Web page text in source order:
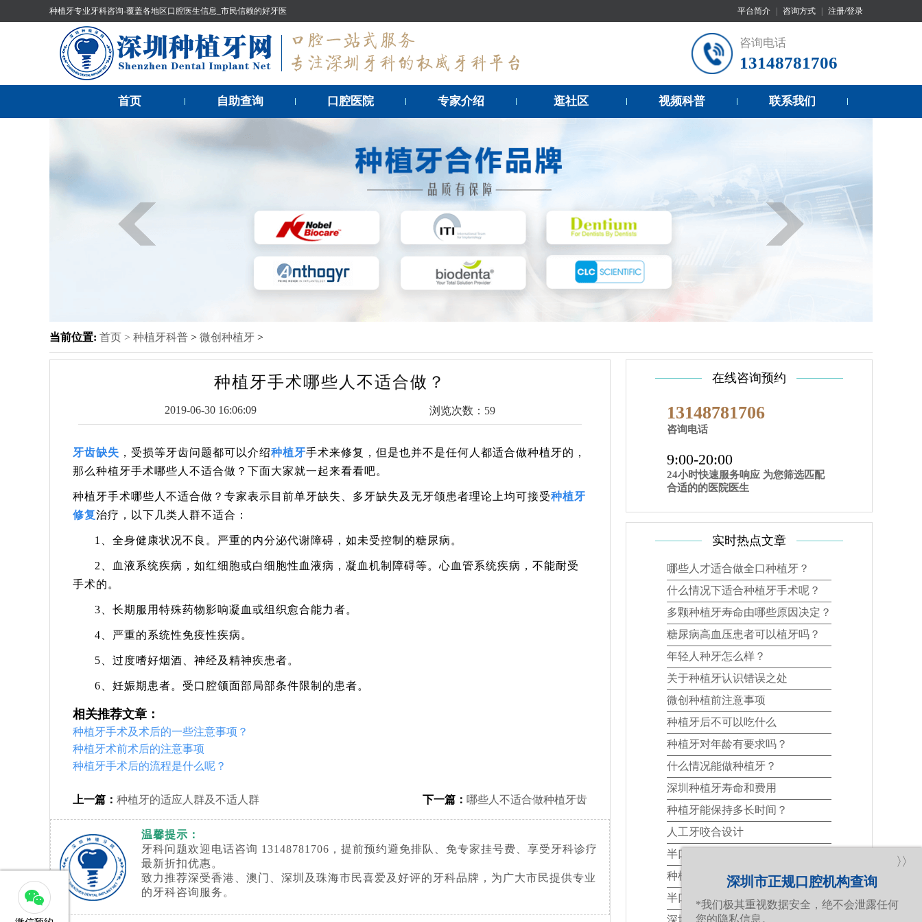
种植牙专业牙科咨询-覆盖各地区口腔医生信息_市民信赖的好牙医 平台简介 咨询方式 注册/登录
咨询电话
13148781706
首页 自助查询 口腔医院 专家介绍 逛社区 视频科普 联系我们
当前位置: 首页 > 种植牙科普 > 微创种植牙 >
种植牙手术哪些人不适合做？
2019-06-30 16:06:09 浏览次数：59
牙齿缺失 ，受损等牙齿问题都可以介绍种植牙手术来修复，但是也并不是任何人都适合做种植牙的，
那么种植牙手术哪些人不适合做？下面大家就一起来看看吧。
种植牙手术哪些人不适合做？专家表示目前单牙缺失、多牙缺失及无牙颌患者理论上均可接受种植牙
修复治疗，以下几类人群不适合：
1、全身健康状况不良。严重的内分泌代谢障碍，如未受控制的糖尿病。
2、血液系统疾病，如红细胞或白细胞性血液病，凝血机制障碍等。心血管系统疾病，不能耐受
手术的。
3、长期服用特殊药物影响凝血或组织愈合能力者。
4、严重的系统性免疫性疾病。
5、过度嗜好烟酒、神经及精神疾患者。
6、妊娠期患者。受口腔颌面部局部条件限制的患者。
相关推荐文章：
种植牙手术及术后的一些注意事项？
种植牙术前术后的注意事项
种植牙手术后的流程是什么呢？
上一篇： 种植牙的适应人群及不适人群 下一篇：哪些人不适合做种植牙齿
温馨提示：
牙科问题欢迎电话咨询 13148781706，提前预约避免排队、免专家挂号费、享受牙科诊疗
最新折扣优惠。
致力推荐深受香港、澳门、深圳及珠海市民喜爱及好评的牙科品牌，为广大市民提供专业
的牙科咨询服务。
在线咨询预约
13148781706
咨询电话
9:00-20:00
24小时快速服务响应 为您筛选匹配
合适的的医院医生
实时热点文章
哪些人才适合做全口种植牙？
什么情况下适合种植牙手术呢？
多颗种植牙寿命由哪些原因决定？
糖尿病高血压患者可以植牙吗？
年轻人种牙怎么样？
关于种植牙认识错误之处
微创种植前注意事项
种植牙后不可以吃什么
种植牙对年龄有要求吗？
什么情况能做种植牙？
深圳种植牙寿命和费用
种植牙能保持多长时间？
人工牙咬合设计
半口种植的适应症有哪些
种植牙的适应人群有哪些？
半口牙缺失危害 做种植牙好吗?
〉〉
深圳市正规口腔机构查询
*我们极其重视数据安全，绝不会泄露任何
您的隐私信息。